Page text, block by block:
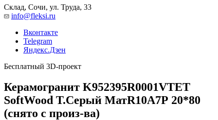
Склад, Сочи, ул. Труда, 33
info@fleksi.ru
Вконтакте
Telegram
Яндекс.Дзен
Бесплатный 3D-проект
Керамогранит K952395R0001VTET
SoftWood Т.Серый МатR10A7Р 20*80
(снято с произ-ва)